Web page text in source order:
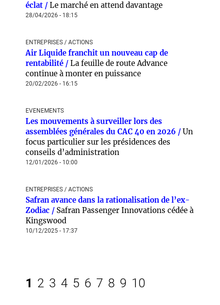
éclat / Le marché en attend davantage
28/04/2026 - 18:15
ENTREPRISES / ACTIONS
Air Liquide franchit un nouveau cap de
rentabilité / La feuille de route Advance
continue à monter en puissance
20/02/2026 - 16:15
EVENEMENTS
Les mouvements à surveiller lors des
assemblées générales du CAC 40 en 2026 / Un
focus particulier sur les présidences des
conseils d’administration
12/01/2026 - 10:00
ENTREPRISES / ACTIONS
Safran avance dans la rationalisation de l’ex-
Zodiac / Safran Passenger Innovations cédée à
Kingswood
10/12/2025 - 17:37
1 2 3 4 5 6 7 8 9 10